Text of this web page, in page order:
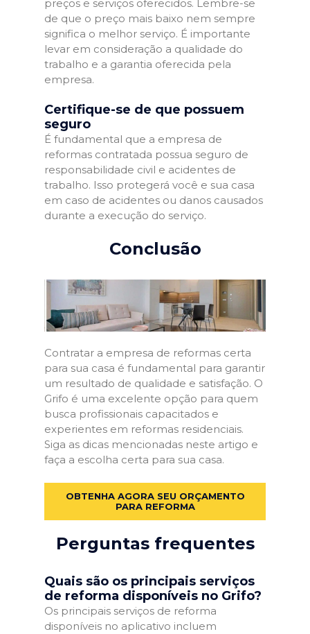
preços e serviços oferecidos. Lembre-se
de que o preço mais baixo nem sempre
significa o melhor serviço. É importante
levar em consideração a qualidade do
trabalho e a garantia oferecida pela
empresa.
Certifique-se de que possuem
seguro
É fundamental que a empresa de
reformas contratada possua seguro de
responsabilidade civil e acidentes de
trabalho. Isso protegerá você e sua casa
em caso de acidentes ou danos causados
durante a execução do serviço.
Conclusão
Contratar a empresa de reformas certa
para sua casa é fundamental para garantir
um resultado de qualidade e satisfação. O
Grifo é uma excelente opção para quem
busca profissionais capacitados e
experientes em reformas residenciais.
Siga as dicas mencionadas neste artigo e
faça a escolha certa para sua casa.
OBTENHA AGORA SEU ORÇAMENTO
PARA REFORMA
Perguntas frequentes
Quais são os principais serviços
de reforma disponíveis no Grifo?
Os principais serviços de reforma
disponíveis no aplicativo incluem